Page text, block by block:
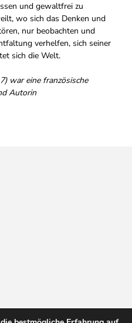
und gewaltfrei zu
wo sich das Denken und
nur beobachten und
verhelfen, sich seiner
sich die Welt.
war eine französische
Autorin